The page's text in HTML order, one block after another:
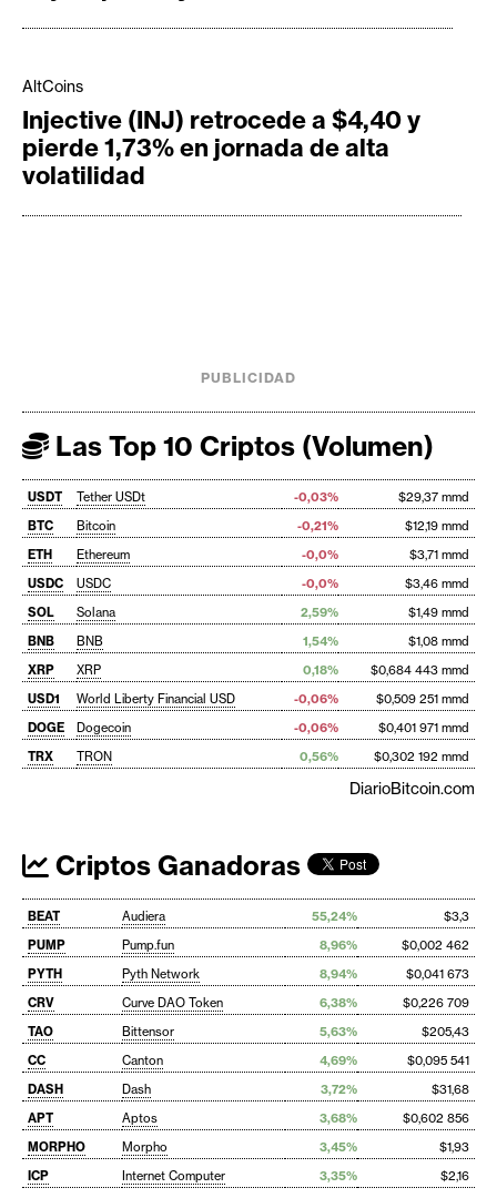
AltCoins
Injective (INJ) retrocede a $4,40 y
pierde 1,73% en jornada de alta
volatilidad
PUBLICIDAD
Las Top 10 Criptos (Volumen)
USDT Tether USDt -0,03%
$29,37 mmd
BTC
Bitcoin -0,21%
$12,19 mmd
ETH
Ethereum -0,0%
$3,71 mmd
USDC
USDC -0,0%
$3,46 mmd
SOL
Solana 2,59%
$1,49 mmd
BNB
BNB 1,54%
$1,08 mmd
XRP
XRP 0,18%
$0,684 443 mmd
USD1
World Liberty Financial USD -0,06%
$0,509 251 mmd
DOGE
Dogecoin -0,06%
$0,401 971 mmd
TRX
TRON 0,56% $0,302 192 mmd
DiarioBitcoin.com
Criptos Ganadoras
BEAT Audiera 55,24%
$3,3
PUMP
Pump.fun 8,96%
$0,002 462
PYTH
Pyth Network 8,94%
$0,041 673
CRV
Curve DAO Token 6,38%
$0,226 709
TAO
Bittensor 5,63%
$205,43
CC
Canton 4,69%
$0,095 541
DASH
Dash 3,72%
$31,68
APT
Aptos 3,68%
$0,602 856
MORPHO
Morpho 3,45%
$1,93
ICP
Internet Computer 3,35% $2,16